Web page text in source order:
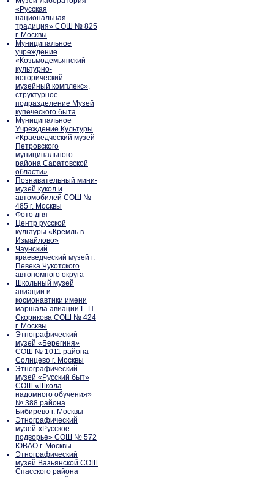
«Русская
национальная
традиция» СОШ № 825
г. Москвы
Муниципальное
учреждение
«Козьмодемьянский
культурно-
исторический
музейный комплекс»,
структурное
подразделение Музей
купеческого быта
Муниципальное
Учреждение Культуры
«Краеведческий музей
Петровского
муниципального
района Саратовской
области»
Познавательный мини-
музей кукол и
автомобилей СОШ №
485 г. Москвы
Фото дня
Центр русской
культуры «Кремль в
Измайлово»
Чаунский
краеведческий музей г.
Певека Чукотского
автономного округа
Школьный музей
авиации и
космонавтики имени
маршала авиации Г. П.
Скорикова СОШ № 424
г. Москвы
Этнографический
музей «Берегиня»
СОШ № 1011 района
Солнцево г. Москвы
Этнографический
музей «Русский быт»
СОШ «Школа
надомного обучения»
№ 388 района
Бибирево г. Москвы
Этнографический
музей «Русское
подворье» СОШ № 572
ЮВАО г. Москвы
Этнографический
музей Вазьянской СОШ
Спасского района